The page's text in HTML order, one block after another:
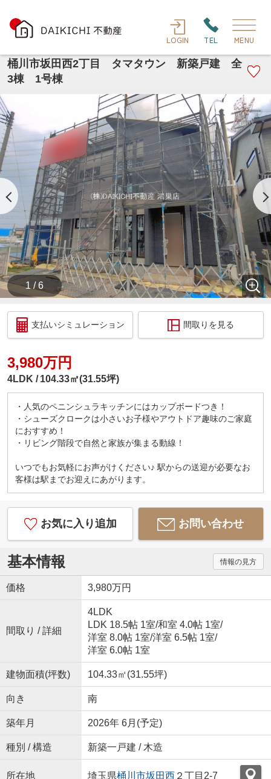
LOGIN TEL MENU
桶川市坂田西2丁目 タマタウン 新築戸建 全
3棟 1号棟
1 / 6
支払いシミュレーション 間取りを見る
3,980万円
4LDK 104.33㎡(31.55坪)
・人気のペニンシュラキッチンにはカップボードつき！
・シューズクロークは小さいお子様やアウトドア趣味のご家庭
におすすめ！
・リビング階段で自然と家族が集まる動線！
いつでもお気軽にお声がけください♪ 駅からの送迎が必要なお
客様は駅までお迎えにあがります。
お気に入り追加 お問い合わせ
基本情報 情報の見方
価格 3,980万円
間取り / 詳細
4LDK
LDK 18.5帖 1室/和室 4.0帖 1室/
洋室 8.0帖 1室/洋室 6.5帖 1室/
洋室 6.0帖 1室
建物面積(坪数) 104.33㎡(31.55坪)
向き 南
築年月 2026年 6月(予定)
種別 / 構造 新築一戸建 / 木造
所在地 埼玉県桶川市坂田西２丁目2-7